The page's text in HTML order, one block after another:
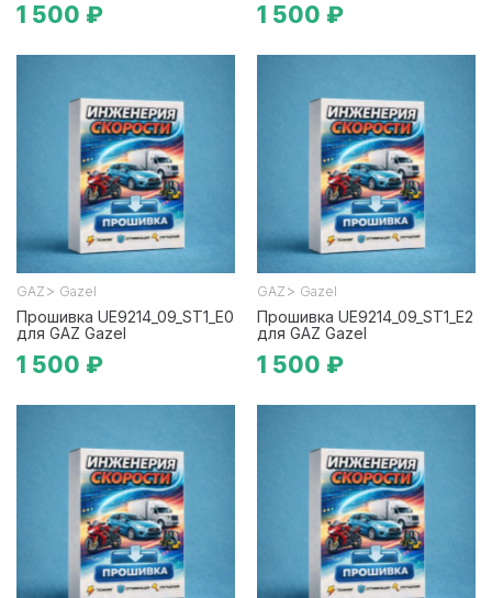
1 500 ₽ 1 500 ₽
GAZ > Gazel
Прошивка UE9214_09_ST1_E0
для GAZ Gazel
1 500 ₽
GAZ > Gazel
Прошивка UE9214_09_ST1_E2
для GAZ Gazel
1 500 ₽